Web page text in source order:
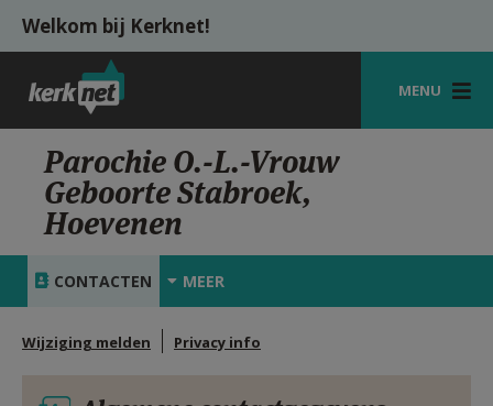
Overslaan en naar de inhoud gaan
Welkom bij Kerknet!
MENU
STARTPAGINA
KERK
SHOP
ZOEKEN
Parochie O.-L.-Vrouw
Geboorte Stabroek,
Hoevenen
CONTACTEN MEER
Wijziging melden Privacy info